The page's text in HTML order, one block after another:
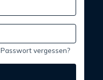
Passwort vergessen?